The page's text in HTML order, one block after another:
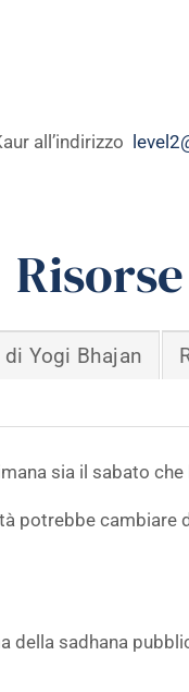
all’indirizzo
Yogi Bhajan
sia il sabato
potrebbe cambiare
della sadhana